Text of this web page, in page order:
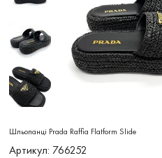
Шльопанці Prada Raffia Flatform Slide
Артикул: Артикул
766252
766252